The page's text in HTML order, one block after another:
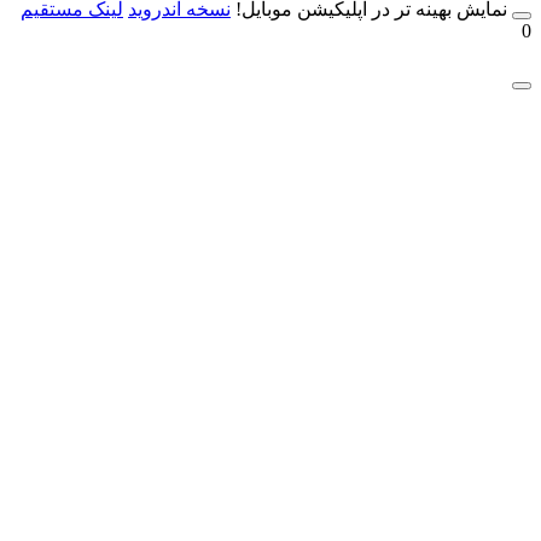
بهینه تر در اپلیکیشن موبایل!نسخه آندروید لینک مستقیم